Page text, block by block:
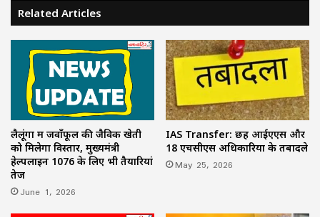
Related Articles
लैलूंगा में जवाँफूल की जैविक खेती
को मिलेगा विस्तार, मुख्यमंत्री
हेल्पलाइन 1076 के लिए भी तैयारियां
तेज
June 1, 2026
IAS Transfer: छह आईएएस और
18 एचसीएस अधिकारियों के तबादले
May 25, 2026